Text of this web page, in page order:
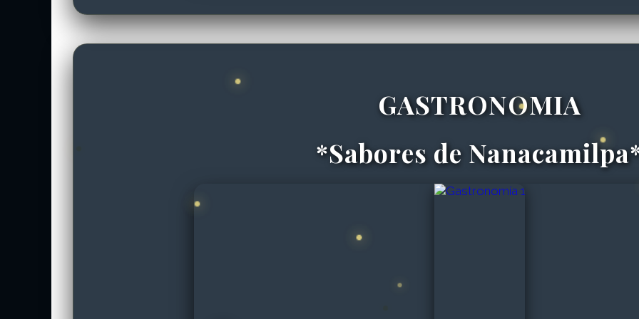
GASTRONOMIA
*Sabores de